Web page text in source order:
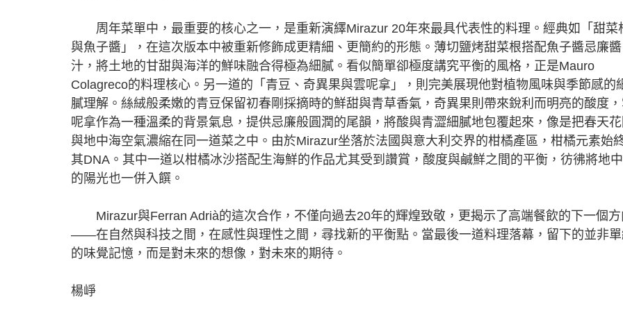
周年菜單中，最重要的核心之一，是重新演繹Mirazur 20年來最具代表性的料理。經典如「甜菜
與魚子醬」，在這次版本中被重新修飾成更精細、更簡約的形態。薄切鹽烤甜菜根搭配魚子醬忌廉醬
汁，將土地的甘甜與海洋的鮮味融合得極為細膩。看似簡單卻極度講究平衡的風格，正是Mauro
Colagreco的料理核心。另一道的「青豆、奇異果與雲呢拿」，則完美展現他對植物風味與季節感的
膩理解。絲絨般柔嫩的青豆保留初春剛採摘時的鮮甜與青草香氣，奇異果則帶來銳利而明亮的酸度
呢拿作為一種溫柔的背景氣息，提供忌廉般圓潤的尾韻，將酸與青澀細膩地包覆起來，像是把春天花
與地中海空氣濃縮在同一道菜之中。由於Mirazur坐落於法國與意大利交界的柑橘產區，柑橘元素始
其DNA。其中一道以柑橘冰沙搭配生海鮮的作品尤其受到讚賞，酸度與鹹鮮之間的平衡，彷彿將地
的陽光也一併入饌。
Mirazur與Ferran Adrià的這次合作，不僅向過去20年的輝煌致敬，更揭示了高端餐飲的下一個方
——在自然與科技之間，在感性與理性之間，尋找新的平衡點。當最後一道料理落幕，留下的並非
的味覺記憶，而是對未來的想像，對未來的期待。
楊崢